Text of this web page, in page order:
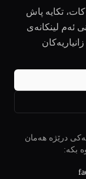
تکایە پاش
ئەم لینکانەی
درێژە هەمان
بکە: